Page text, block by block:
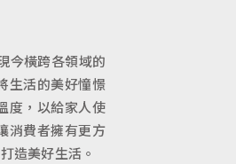
今橫跨各領域的
生活的美好憧憬
度，以給家人使
消費者擁有更方
造美好生活。